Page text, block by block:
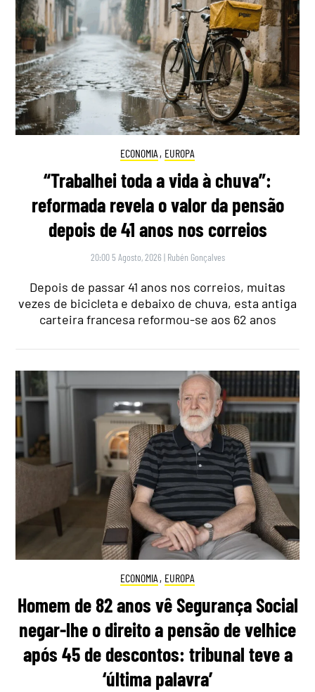
ECONOMIA , EUROPA
“Trabalhei toda a vida à chuva”:
reformada revela o valor da pensão
depois de 41 anos nos correios
20:00 5 Agosto, 2026 | Rubén Gonçalves
Depois de passar 41 anos nos correios, muitas
vezes de bicicleta e debaixo de chuva, esta antiga
carteira francesa reformou-se aos 62 anos
ECONOMIA , EUROPA
Homem de 82 anos vê Segurança Social
negar-lhe o direito a pensão de velhice
após 45 de descontos: tribunal teve a
‘última palavra’